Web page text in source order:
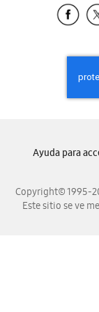
Copyright© 1995-
Este sitio se ve
Ayuda para